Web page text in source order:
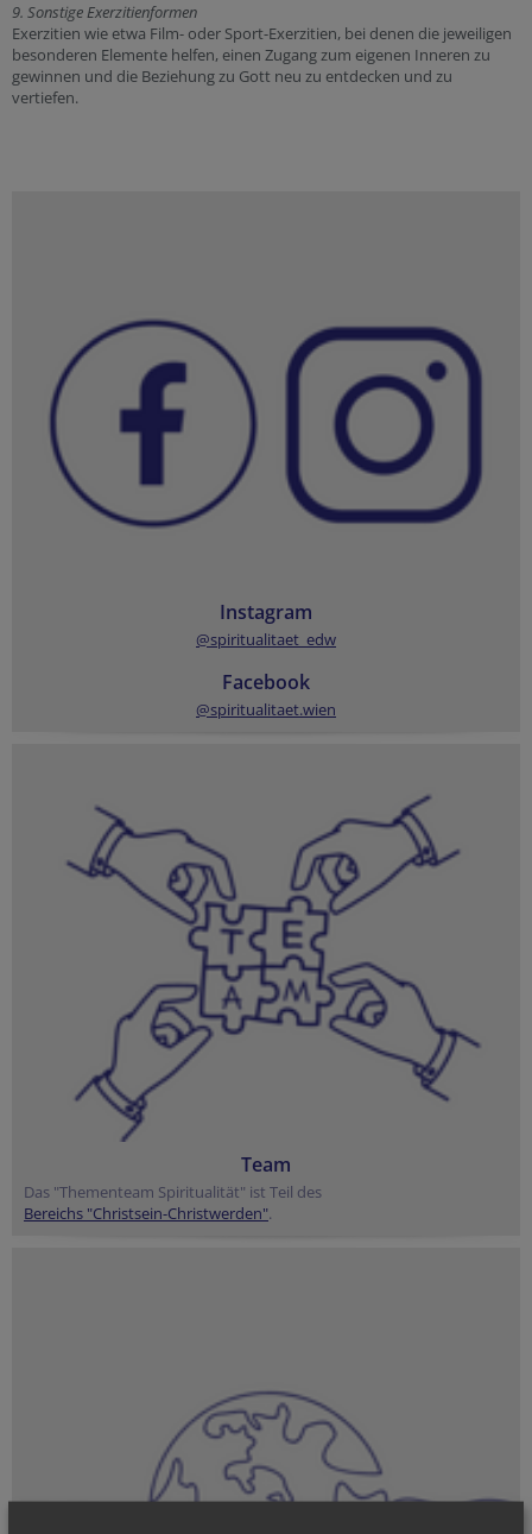
9. Sonstige Exerzitienformen
Exerzitien wie etwa Film- oder Sport-Exerzitien, bei denen die jeweiligen
besonderen Elemente helfen, einen Zugang zum eigenen Inneren zu
gewinnen und die Beziehung zu Gott neu zu entdecken und zu
vertiefen.
Instagram
@spiritualitaet_edw
Facebook
@spiritualitaet.wien
Team
Das "Thementeam Spiritualität" ist Teil des
Bereichs "Christsein-Christwerden".